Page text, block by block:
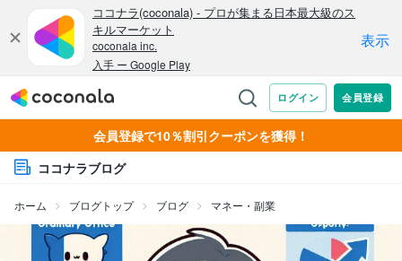
会員登録で10％割引クーポンを獲得！
ココナラブログ
ホーム ブログトップ ブログ マネー・副業